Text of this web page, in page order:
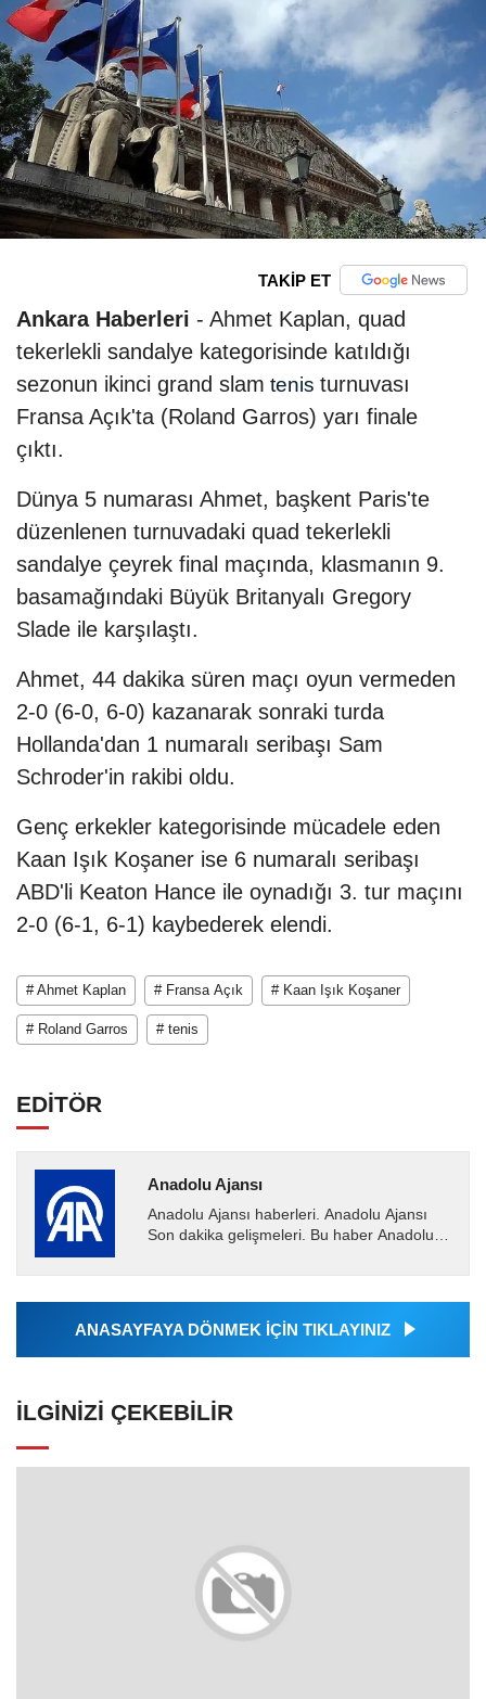
TAKİP ET
Ankara Haberleri - Ahmet Kaplan, quad
tekerlekli sandalye kategorisinde katıldığı
sezonun ikinci grand slam tenis turnuvası
Fransa Açık'ta (Roland Garros) yarı finale
çıktı.
Dünya 5 numarası Ahmet, başkent Paris'te
düzenlenen turnuvadaki quad tekerlekli
sandalye çeyrek final maçında, klasmanın 9.
basamağındaki Büyük Britanyalı Gregory
Slade ile karşılaştı.
Ahmet, 44 dakika süren maçı oyun vermeden
2-0 (6-0, 6-0) kazanarak sonraki turda
Hollanda'dan 1 numaralı seribaşı Sam
Schroder'in rakibi oldu.
Genç erkekler kategorisinde mücadele eden
Kaan Işık Koşaner ise 6 numaralı seribaşı
ABD'li Keaton Hance ile oynadığı 3. tur maçını
2-0 (6-1, 6-1) kaybederek elendi.
# Ahmet Kaplan # Fransa Açık # Kaan Işık Koşaner
# Roland Garros # tenis
EDİTÖR
Anadolu Ajansı
Anadolu Ajansı haberleri. Anadolu Ajansı
Son dakika gelişmeleri. Bu haber Anadolu
Ajansı tarafından...
ANASAYFAYA DÖNMEK İÇİN TIKLAYINIZ
İLGINIZI ÇEKEBILIR